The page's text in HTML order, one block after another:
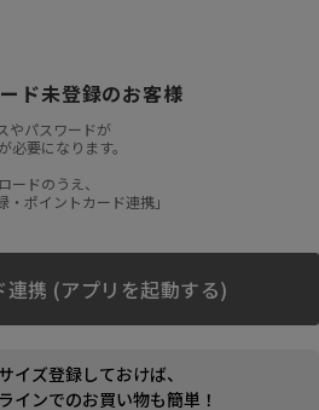
ド未登録のお客様
やパスワードが
要になります。
ードのうえ、
ポイントカード連携」
連携 (アプリを起動する)
サイズ登録しておけば、
インでのお買い物も簡単！